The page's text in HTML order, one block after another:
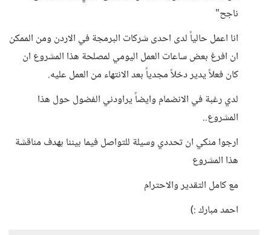
ناجح"
انا اعمل حالياً لدى احدى شركات البرمجة في الاردن ومن الممكن
ان افرغ بعض ساعات العمل اليومي لمصلحة هذا المشروع ان
كان فعلاً يدير دخلاً مجدياً بعد الانتهاء من العمل عليه.
لدي رغبة في الانضمام وايضاً يراودني الفضول حول هذا
المشروع..
ارجوا منكي ان تحددي وسيلة للتواصل فيما بيننا بهدف مناقشة
هذا المشروع
مع كامل التقدير والاحترام
احمد مبارك :)